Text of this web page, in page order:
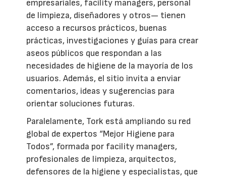
empresariales, facility managers, personal
de limpieza, diseñadores y otros— tienen
acceso a recursos prácticos, buenas
prácticas, investigaciones y guías para crear
aseos públicos que respondan a las
necesidades de higiene de la mayoría de los
usuarios. Además, el sitio invita a enviar
comentarios, ideas y sugerencias para
orientar soluciones futuras.
Paralelamente, Tork está ampliando su red
global de expertos “Mejor Higiene para
Todos”, formada por facility managers,
profesionales de limpieza, arquitectos,
defensores de la higiene y especialistas, que